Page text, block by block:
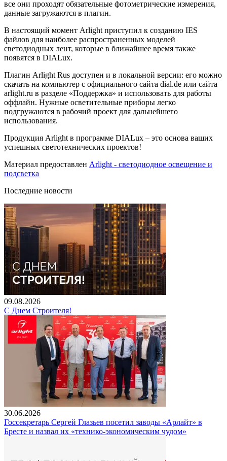
все они проходят обязательные фотометрические измерения,
данные загружаются в плагин.
В настоящий момент Arlight приступил к созданию IES
файлов для наиболее распространенных моделей
светодиодных лент, которые в ближайшее время также
появятся в DIALux.
Плагин Arlight Rus доступен и в локальной версии: его можно
скачать на компьютер с официального сайта dial.de или сайта
arlight.ru в разделе «Поддержка» и использовать для работы
оффлайн. Нужные осветительные приборы легко
подгружаются в рабочий проект для дальнейшего
использования.
Продукция Arlight в программе DIALux – это основа ваших
успешных светотехнических проектов!
Материал предоставлен Arlight - светодиодное освещение и
подсветка
Последние новости
09.08.2026
С Днем Строителя!
30.06.2026
Госсекретарь Сергей Глазьев посетил заводы «Арлайт» в
Бресте и назвал их «технико-экономическим чудом»